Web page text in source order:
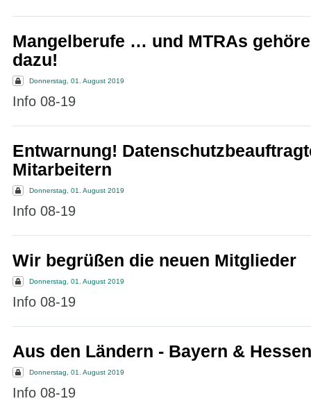
Mangelberufe … und MTRAs
dazu!
Donnerstag, 01. August 2019
Info 08-19
Entwarnung!
Mitarbeitern
Donnerstag, 01. August 2019
Info 08-19
Wir begrüßen die neuen Mitglieder
Donnerstag, 01. August 2019
Info 08-19
Aus den Ländern - Bayern & Hessen
Donnerstag, 01. August 2019
Info 08-19